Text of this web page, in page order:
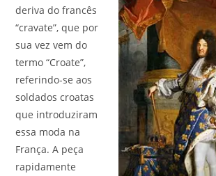
deriva do francês
“cravate”, que por
sua vez vem do
termo “Croate”,
referindo-se aos
soldados croatas
que introduziram
essa moda na
França. A peça
rapidamente